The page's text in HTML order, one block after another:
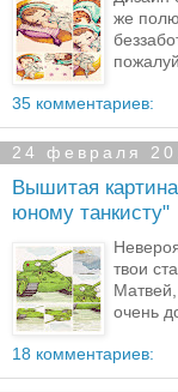
же
35 комментариев:
24 февраля
Вышитая
юному танкисту"
твои
очень
18 комментариев: